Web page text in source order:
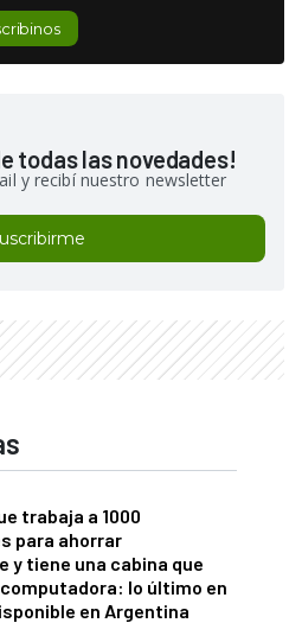
todas las novedades!
y recibí nuestro newsletter
trabaja a 1000
para ahorrar
y tiene una cabina que
lo último en
en Argentina